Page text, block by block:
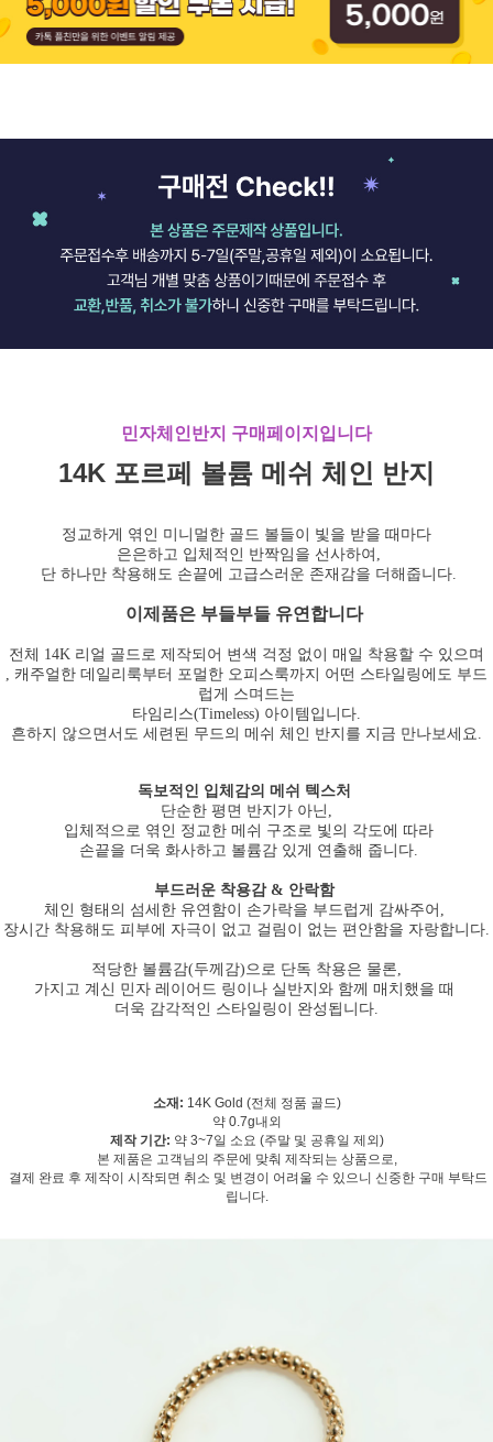
민자체인반지 구매페이지입니다
14K 포르페 볼륨 메쉬 체인 반지
정교하게 엮인 미니멀한 골드 볼들이 빛을 받을 때마다
은은하고 입체적인 반짝임을 선사하여,
단 하나만 착용해도 손끝에 고급스러운 존재감을 더해줍니다.
이제품은 부들부들 유연합니다
전체 14K 리얼 골드로 제작되어 변색 걱정 없이 매일 착용할 수 있으며
, 캐주얼한 데일리룩부터 포멀한 오피스룩까지 어떤 스타일링에도 부드
럽게 스며드는
타임리스(Timeless) 아이템입니다.
흔하지 않으면서도 세련된 무드의 메쉬 체인 반지를 지금 만나보세요.
독보적인 입체감의 메쉬 텍스처
단순한 평면 반지가 아닌,
입체적으로 엮인 정교한 메쉬 구조로 빛의 각도에 따라
손끝을 더욱 화사하고 볼륨감 있게 연출해 줍니다.
부드러운 착용감 & 안락함
체인 형태의 섬세한 유연함이 손가락을 부드럽게 감싸주어,
장시간 착용해도 피부에 자극이 없고 걸림이 없는 편안함을 자랑합니다.
적당한 볼륨감(두께감)으로 단독 착용은 물론,
가지고 계신 민자 레이어드 링이나 실반지와 함께 매치했을 때
더욱 감각적인 스타일링이 완성됩니다.
소재: 14K Gold (전체 정품 골드)
약 0.7g내외
제작 기간: 약 3~7일 소요 (주말 및 공휴일 제외)
본 제품은 고객님의 주문에 맞춰 제작되는 상품으로,
결제 완료 후 제작이 시작되면 취소 및 변경이 어려울 수 있으니 신중한 구매 부탁드
립니다.